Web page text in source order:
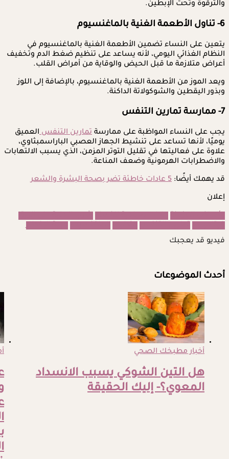
والترقوة وتحت الإبطين.
6- تناول الأطعمة الغنية بالماغنسيوم
يتعين على النساء تضمين الأطعمة الغنية بالماغنسيوم في
النظام الغذائي اليومي، لأنه يساعد على تنظيم ضغط الدم وتخفيف
أعراض متلازمة ما قبل الحيض والوقاية من أمراض القلب.
ويعد الموز من الأطعمة الغنية بالماغنسيوم، بالإضافة إلى اللوز
وبذور اليقطين والشوكولاتة الداكنة.
7- ممارسة تمارين التنفس
يجب على النساء المواظبة على ممارسة تمارين التنفسالعميق
يوميًا، لأنها تساعد على تنشيط الجهاز العصبي الباراسمبثاوي،
علاوة على فعاليتها في تقليل التوتر المزمن، الذي يسبب الالتهابات
والاضطرابات الهرمونية وضعف المناعة.
قد يهمك أيضًا: 5 عادات خاطئة تضر بصحة البشرة والشعر
إعلان
فيديو قد يعجبك
أحدث الموضوعات
أخبار مطبخك الصحي
هل التين الشوكي يسبب الانسداد
المعوي؟- إليك الحقيقة